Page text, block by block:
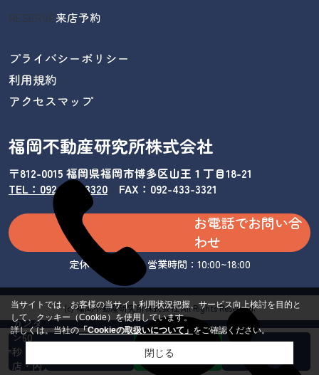
RESERVE来店予約
プライバシーポリシー
利用規約
アクセスマップ
福岡不動産研究所株式会社
〒812-0015 福岡県福岡市博多区山王１丁目18-21
TEL：092-433-3320/ FAX：092-433-3321
お電話でお問い合
わせ
定休日：水曜日 営業時間：10:00~18:00
(c) 福岡不動産研究所株式会社 All Rights Reserved.
カンタ
ン60
秒 来
店・内
当サイトでは、お客様の当サイト利用状況把握、サービス向上検討を目的と
して、クッキー（Cookie）を使用しています。
詳しくは、当社の「Cookieの取扱いについて」 をご確認ください。
閉じる